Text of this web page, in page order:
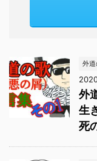
外道
外
生
死